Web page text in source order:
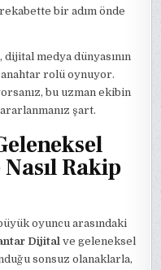
bir adım önde
dijital medya dünyasının
anahtar rolü oynuyor.
bu uzman ekibin
şart.
Rakip
oyuncu arasındaki
Dijitalve geleneksel
sonsuz olanaklarla,